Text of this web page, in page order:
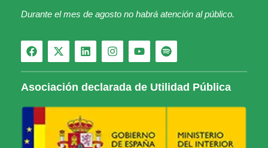
Durante el mes de agosto no habrá atención al público.
Asociación declarada de Utilidad Pública